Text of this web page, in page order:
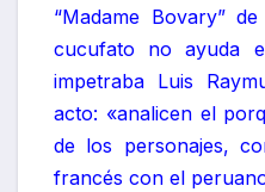
“Madame Bovary”
cucufato no ayuda
impetraba Luis
acto: «analicen el
de los personajes,
francés con el